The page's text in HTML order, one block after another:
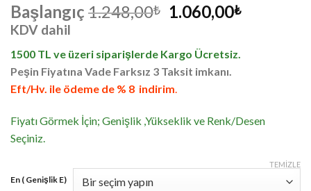
Başlangıç 1.248,00₺
Orijinal
1.248,00₺.
1.060,00₺Şu
KDV dahil
1500 TL ve üzeri siparişlerde Kargo Ücretsiz.
Peşin Fiyatına Vade Farksız 3 Taksit imkanı.
Eft/Hv. ile ödeme de % 8 indirim.
Fiyatı Görmek İçin; Genişlik ,Yükseklik ve Renk/Desen
Seçiniz.
En ( Genişlik E)
TEMIZLE